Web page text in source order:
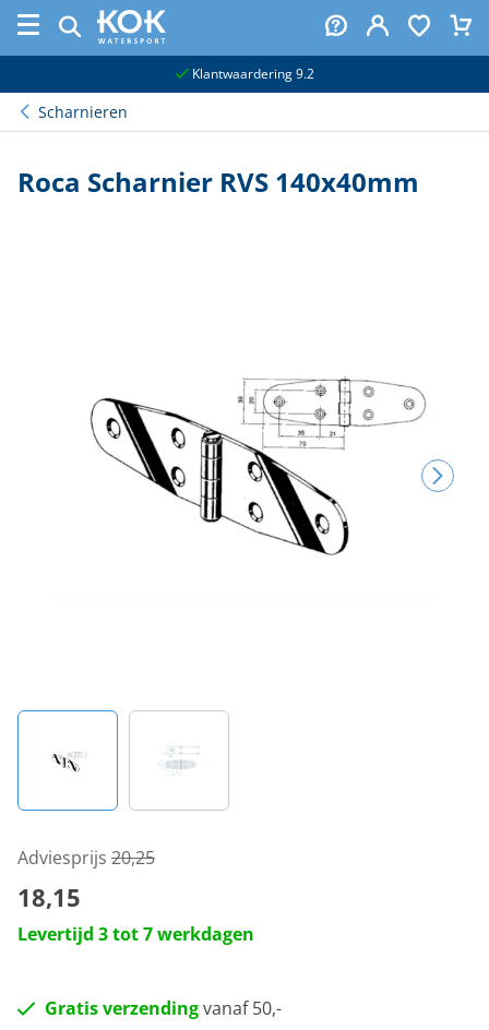
Klantwaardering 9.2
Scharnieren
Roca Scharnier RVS 140x40mm
Adviesprijs 20,25
18,15
Levertijd 3 tot 7 werkdagen
Gratis verzendingvanaf 50,-